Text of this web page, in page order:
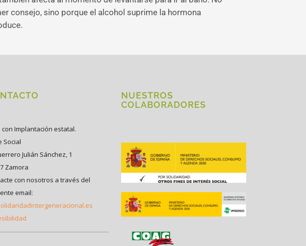
consejo, sino porque el alcohol suprime la hormona
con Implantación estatal.
Social
Julián Sánchez, 1
Zamora
con nosotros a través del
email:
NUESTROS
COLABORADORES